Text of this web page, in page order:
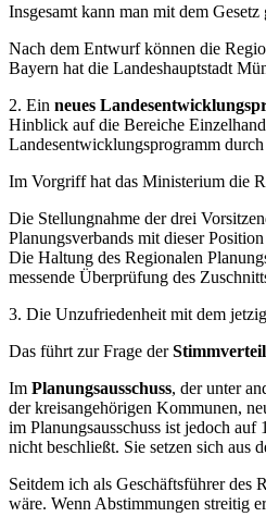
Insgesamt kann man mit dem
Nach dem Entwurf können die
Bayern hat die Landeshauptstadt
2. Ein neues
Hinblick auf die Bereiche
Landesentwicklungsprogramm
Im Vorgriff hat das Ministerium die
Die Stellungnahme der drei
Planungsverbands mit dieser
Die Haltung des Regionalen
messende Überprüfung des
3. Die Unzufriedenheit mit dem
Das führt zur Frage der
Im Planungsausschuss, der unter
der kreisangehörigen Kommunen,
im Planungsausschuss ist jedoch
nicht beschließt. Sie setzen sich aus
Seitdem ich als Geschäftsführer des
wäre. Wenn Abstimmungen streitig